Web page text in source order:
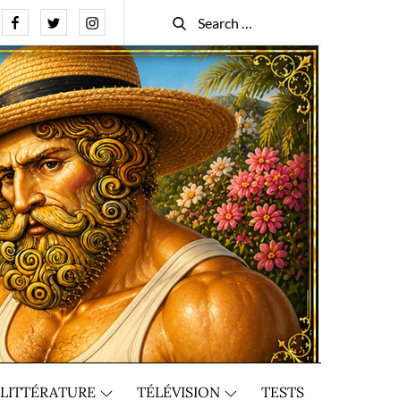
FacebookTwitterInstagram
Search
for:
Search
LITTÉRATURE TÉLÉVISION TESTS